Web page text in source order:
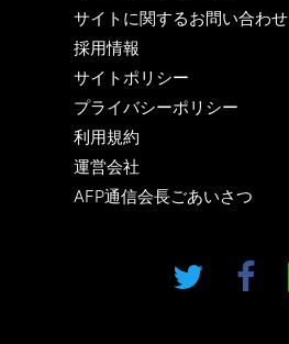
サイトに関するお問い合わせ
採用情報
サイトポリシー
プライバシーポリシー
利用規約
運営会社
AFP通信会長ごあいさつ